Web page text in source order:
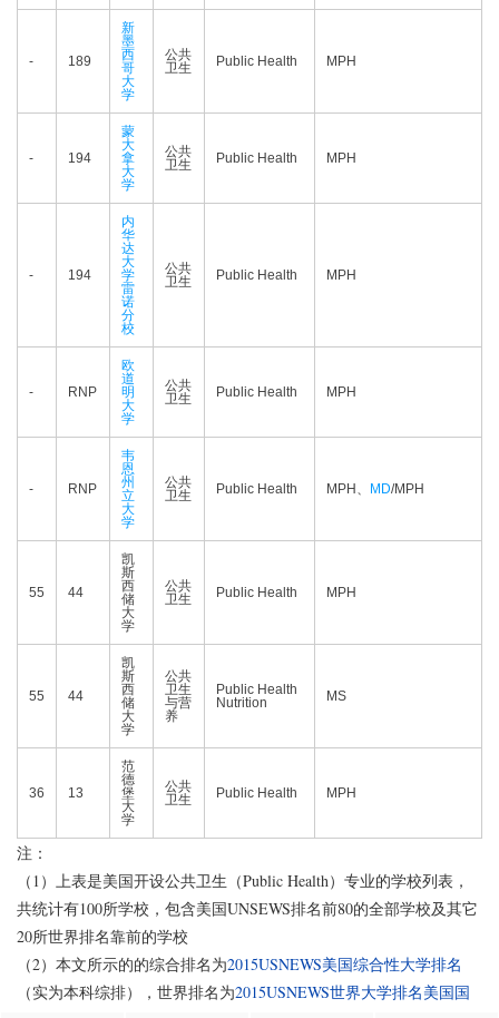
- 189
新
墨
西
哥
大
学
公共
卫生
Public Health MPH
- 194
蒙
大
拿
大
学
公共
卫生
Public Health MPH
- 194
内
华
达
大
学
雷
诺
分
校
公共
卫生
Public Health MPH
- RNP
欧
道
明
大
学
公共
卫生
Public Health MPH
- RNP
韦
恩
州
立
大
学
公共
卫生
Public Health MPH、 MD/MPH
55 44
凯
斯
西
储
大
学
公共
卫生
Public Health MPH
55 44
凯
斯
西
储
大
学
公共
卫生
与营
养
Public Health
Nutrition
MS
36 13
范
德
堡
大
学
公共
卫生
Public Health MPH
注：
（1）上表是美国开设公共卫生（Public Health）专业的学校列表，
共统计有100所学校，包含美国UNSEWS排名前80的全部学校及其它
20所世界排名靠前的学校
（2）本文所示的的综合排名为2015USNEWS美国综合性大学排名
（实为本科综排），世界排名为2015USNEWS世界大学排名美国国